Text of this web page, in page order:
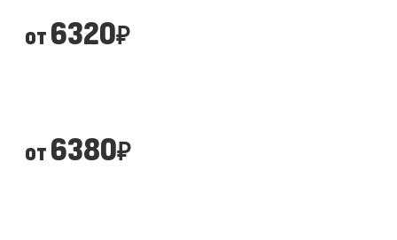
от6320₽
от6380₽